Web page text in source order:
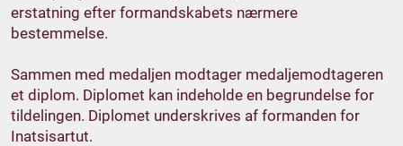
erstatning efter formandskabets nærmere
bestemmelse.
Sammen med medaljen modtager medaljemodtageren
et diplom. Diplomet kan indeholde en begrundelse for
tildelingen. Diplomet underskrives af formanden for
Inatsisartut.